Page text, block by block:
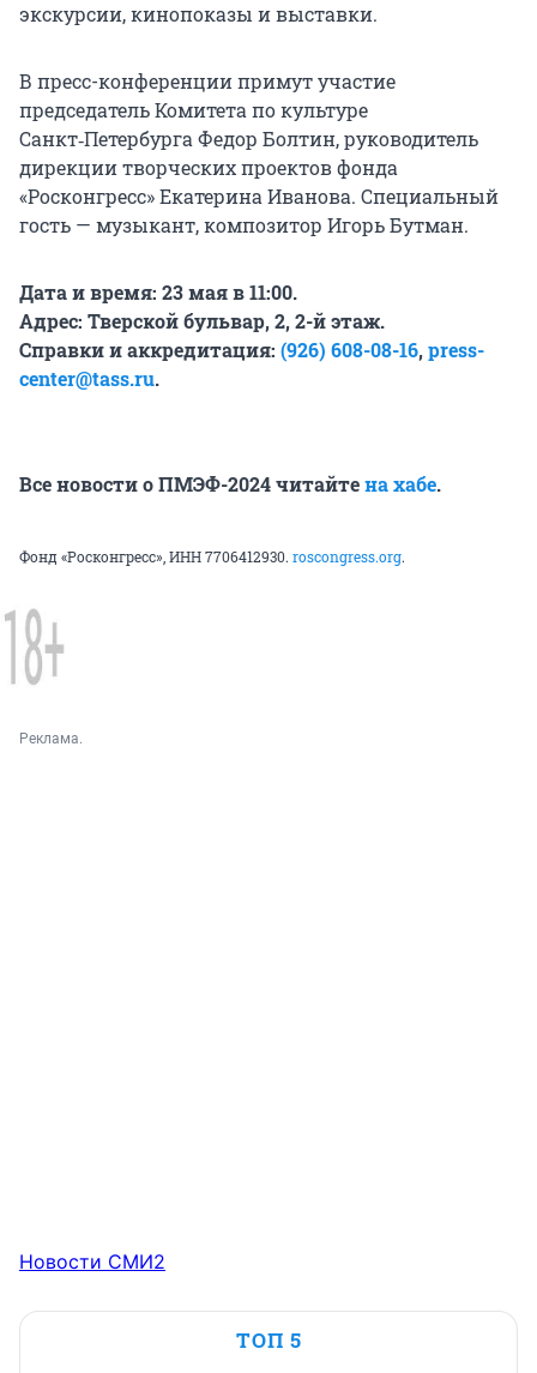
экскурсии, кинопоказы и выставки.
В пресс-конференции примут участие
председатель Комитета по культуре
Санкт‑Петербурга Федор Болтин, руководитель
дирекции творческих проектов фонда
«Росконгресс» Екатерина Иванова. Специальный
гость — музыкант, композитор Игорь Бутман.
Дата и время: 23 мая в 11:00.
Адрес: Тверской бульвар, 2, 2-й этаж.
Справки и аккредитация: (926) 608-08-16,press-
center@tass.ru.
Все новости о ПМЭФ-2024 читайтена хабе.
Фонд «Росконгресс», ИНН 7706412930. roscongress.org.
Реклама.
Новости СМИ2
ТОП 5